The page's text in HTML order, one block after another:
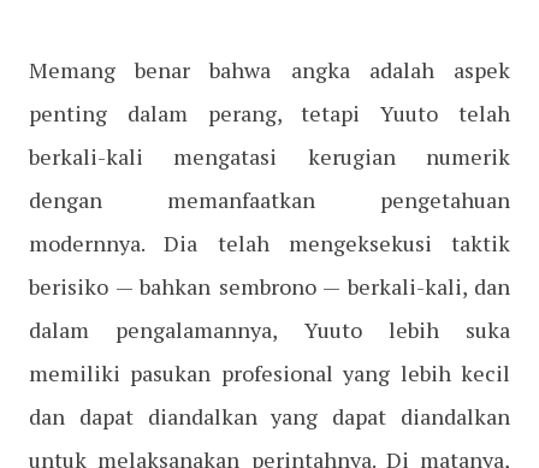
Memang benar bahwa angka adalah aspek
penting dalam perang, tetapi Yuuto telah
berkali-kali mengatasi kerugian numerik
dengan memanfaatkan pengetahuan
modernnya. Dia telah mengeksekusi taktik
berisiko — bahkan sembrono — berkali-kali, dan
dalam pengalamannya, Yuuto lebih suka
memiliki pasukan profesional yang lebih kecil
dan dapat diandalkan yang dapat diandalkan
untuk melaksanakan perintahnya. Di matanya,